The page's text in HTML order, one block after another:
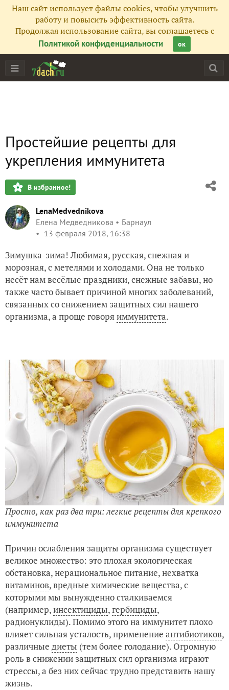
Наш сайт использует файлы cookies, чтобы улучшить
работу и повысить эффективность сайта.
Продолжая использование сайта, вы соглашаетесь с
Политикой конфиденциальности
ок
Простейшие рецепты для
укрепления иммунитета
В избранное!
LenaMedvednikova
Елена Медведникова
Барнаул
13 февраля 2018, 16:38
Зимушка-зима! Любимая, русская, снежная и
морозная, с метелями и холодами. Она не только
несёт нам весёлые праздники, снежные забавы, но
также часто бывает причиной многих заболеваний,
связанных со снижением защитных сил нашего
организма, а проще говоряиммунитета.
Просто, как раз два три: легкие рецепты для крепкого
иммунитета
Причин ослабления защиты организма существует
великое множество: это плохая экологическая
обстановка, нерациональное питание, нехватка
витаминов, вредные химические вещества, с
которыми мы вынужденно сталкиваемся
(например,инсектициды,гербициды,
радионуклиды). Помимо этого на иммунитет плохо
влияет сильная усталость, применение антибиотиков,
различные диеты (тем более голодание). Огромную
роль в снижении защитных сил организма играют
стрессы, а без них сейчас трудно представить нашу
жизнь.